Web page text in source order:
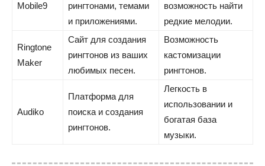
Mobile9
рингтонами, темами
и приложениями.
возможность найти
редкие мелодии.
Ringtone
Maker
Сайт для создания
рингтонов из ваших
любимых песен.
Возможность
кастомизации
рингтонов.
Audiko
Платформа для
поиска и создания
рингтонов.
Легкость в
использовании и
богатая база
музыки.